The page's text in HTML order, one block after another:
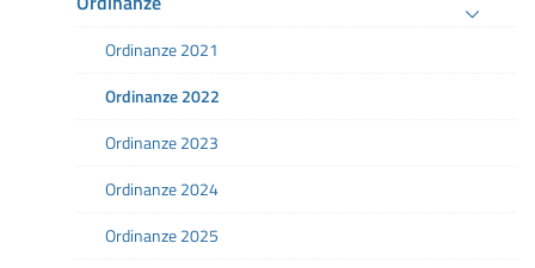
Ordinanze 2021
Ordinanze 2022
Ordinanze 2023
Ordinanze 2024
Ordinanze 2025